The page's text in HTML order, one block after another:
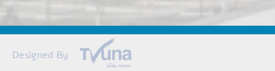
Designed By